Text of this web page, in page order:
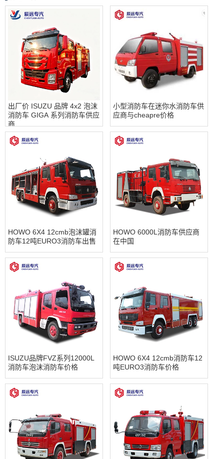
出厂价 ISUZU 品牌 4x2 泡沫
消防车 GIGA 系列消防车供应
商
小型消防车在迷你水消防车供
应商与cheapre价格
HOWO 6X4 12cmb泡沫罐消
防车12吨EURO3消防车出售
HOWO 6000L消防车供应商
在中国
ISUZU品牌FVZ系列12000L
消防车泡沫消防车价格
HOWO 6X4 12cmb消防车12
吨EURO3消防车价格